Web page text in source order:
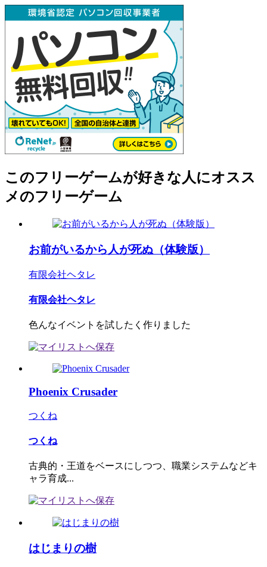
このフリーゲームが好きな人にオスス
メのフリーゲーム
お前がいるから人が死ぬ（体験版）
有限会社ヘタレ
有限会社ヘタレ
色んなイベントを試したく作りました
Phoenix Crusader
つくね
つくね
古典的・王道をベースにしつつ、職業システムなどキ
ャラ育成...
はじまりの樹